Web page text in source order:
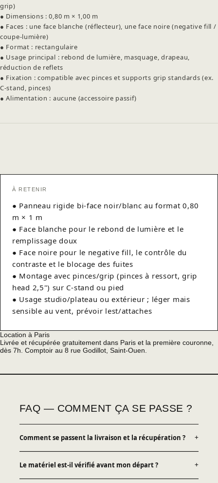
grip)
● Dimensions : 0,80 m × 1,00 m
● Faces : une face blanche (réflecteur), une face noire (negative fill /
coupe-lumière)
● Format : rectangulaire
● Usage principal : rebond de lumière, masquage, drapeau,
réduction de reflets
● Fixation : compatible avec pinces et supports grip standards (ex.
C-stand, pinces)
● Alimentation : aucune (accessoire passif)
À RETENIR
● Panneau rigide bi-face noir/blanc au format 0,80
m × 1 m
● Face blanche pour le rebond de lumière et le
remplissage doux
● Face noire pour le negative fill, le contrôle du
contraste et le blocage des fuites
● Montage avec pinces/grip (pinces à ressort, grip
head 2,5") sur C-stand ou pied
● Usage studio/plateau ou extérieur ; léger mais
sensible au vent, prévoir lest/attaches
Location à Paris
Livrée et récupérée gratuitement dans Paris et la première couronne,
dès 7h. Comptoir au 8 rue Godillot, Saint-Ouen.
FAQ — COMMENT ÇA SE PASSE ?
Comment se passent la livraison et la récupération ? +
Le matériel est-il vérifié avant mon départ ? +